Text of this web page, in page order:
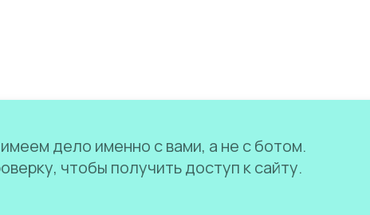
дело именно с вами, а не с ботом.
чтобы получить доступ к сайту.